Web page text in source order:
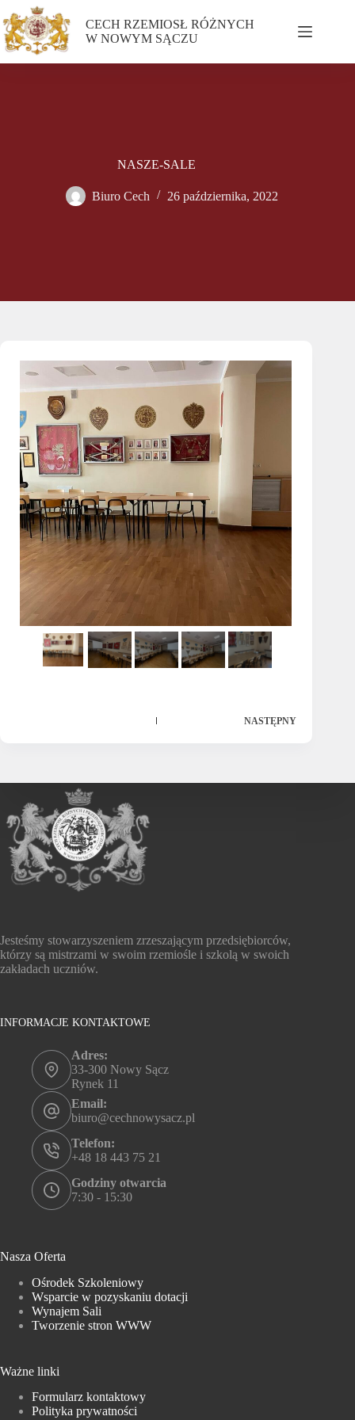
CECH RZEMIOSŁ RÓŻNYCH
W NOWYM SĄCZU
NASZE-SALE
Biuro Cech 26 października, 2022
NASTĘPNY
Jesteśmy stowarzyszeniem zrzeszającym przedsiębiorców,
którzy są mistrzami w swoim rzemiośle i szkolą w swoich
zakładach uczniów.
INFORMACJE KONTAKTOWE
Adres:
33-300 Nowy Sącz
Rynek 11
Email:
biuro@cechnowysacz.pl
Telefon:
+48 18 443 75 21
Godziny otwarcia
7:30 - 15:30
Nasza Oferta
Ośrodek Szkoleniowy
Wsparcie w pozyskaniu dotacji
Wynajem Sali
Tworzenie stron WWW
Ważne linki
Formularz kontaktowy
Polityka prywatności